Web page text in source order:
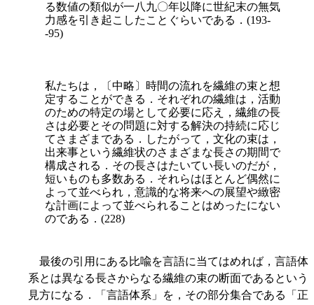
る数値の類似が一八九〇年以降に世紀末の無気
力感を引き起こしたこ とぐらいである．(193-
-95)
私たちは，〔中略〕時間の流れを繊維の束と想
定することができる．それぞれの繊維は，活動
のための特定の場として必要に応え，繊維の長
さは必要とその問題に対する解決の持続に応じ
てさまざまである．したがって，文化の束は，
出来事という繊維状のさまざまな長さの期間で
構成される．その長さはたいてい長いのだが，
短いものも多数ある．それらはほとんど偶然に
よって並べられ，意識的な将来への展望や緻密
な計画によって並べられることはめったにない
のである．(228)
最後の引用にある比喩を言語に当てはめれば，言語体
系とは異なる長さからなる繊維の束の断面であるという
見方になる．「言語体系」を，その部分集合である「正